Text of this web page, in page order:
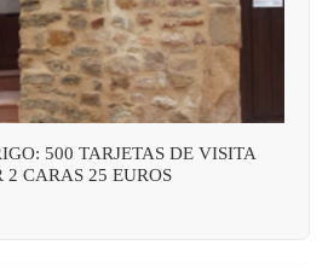
500 TARJETAS DE VISITA
2 CARAS 25 EUROS